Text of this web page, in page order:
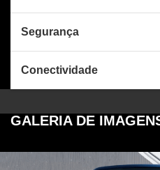
Segurança
Conectividade
GALERIA DE